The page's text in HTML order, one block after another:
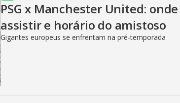
PSG x Manchester United: onde
assistir e horário do amistoso
Gigantes europeus se enfrentam na pré-temporada